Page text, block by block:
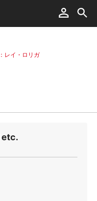
レイ・ロリガ
etc.